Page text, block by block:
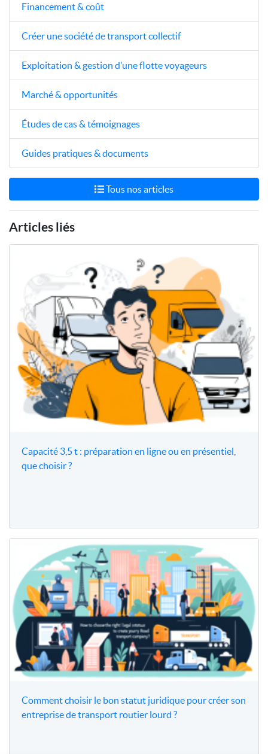
Financement & coût
Créer une société de transport collectif
Exploitation & gestion d’une flotte voyageurs
Marché & opportunités
Études de cas & témoignages
Guides pratiques & documents
Tous nos articles
Articles liés
Capacité 3,5 t : préparation en ligne ou en présentiel,
que choisir ?
Comment choisir le bon statut juridique pour créer son
entreprise de transport routier lourd ?